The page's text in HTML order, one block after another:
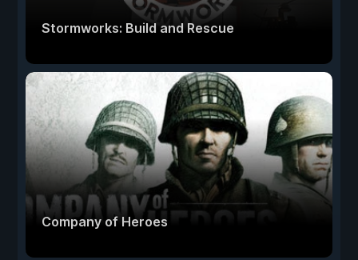
Stormworks: Build and Rescue
Company of Heroes